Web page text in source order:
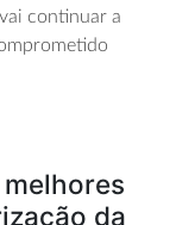
continuar a
da